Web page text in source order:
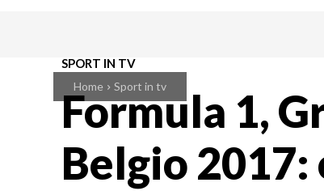
Home Sport in tv
SPORT IN TV
Formula 1,
Belgio